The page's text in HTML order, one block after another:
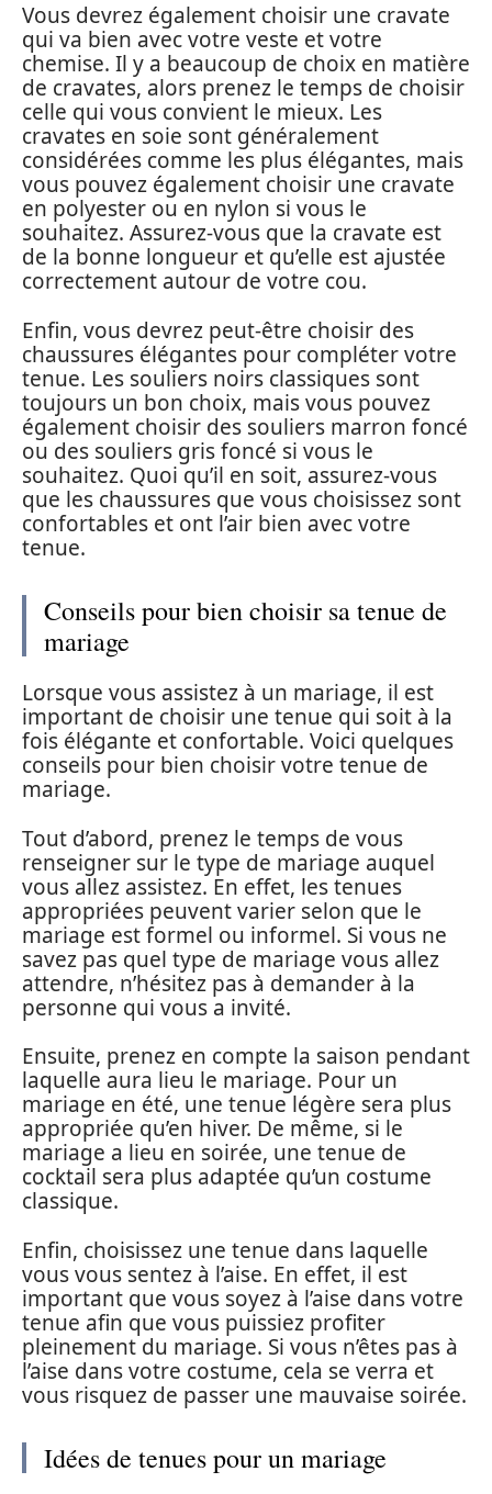
Vous devrez également choisir une cravate
qui va bien avec votre veste et votre
chemise. Il y a beaucoup de choix en matière
de cravates, alors prenez le temps de choisir
celle qui vous convient le mieux. Les
cravates en soie sont généralement
considérées comme les plus élégantes, mais
vous pouvez également choisir une cravate
en polyester ou en nylon si vous le
souhaitez. Assurez-vous que la cravate est
de la bonne longueur et qu’elle est ajustée
correctement autour de votre cou.
Enfin, vous devrez peut-être choisir des
chaussures élégantes pour compléter votre
tenue. Les souliers noirs classiques sont
toujours un bon choix, mais vous pouvez
également choisir des souliers marron foncé
ou des souliers gris foncé si vous le
souhaitez. Quoi qu’il en soit, assurez-vous
que les chaussures que vous choisissez sont
confortables et ont l’air bien avec votre
tenue.
Conseils pour bien choisir sa tenue de
mariage
Lorsque vous assistez à un mariage, il est
important de choisir une tenue qui soit à la
fois élégante et confortable. Voici quelques
conseils pour bien choisir votre tenue de
mariage.
Tout d’abord, prenez le temps de vous
renseigner sur le type de mariage auquel
vous allez assistez. En effet, les tenues
appropriées peuvent varier selon que le
mariage est formel ou informel. Si vous ne
savez pas quel type de mariage vous allez
attendre, n’hésitez pas à demander à la
personne qui vous a invité.
Ensuite, prenez en compte la saison pendant
laquelle aura lieu le mariage. Pour un
mariage en été, une tenue légère sera plus
appropriée qu’en hiver. De même, si le
mariage a lieu en soirée, une tenue de
cocktail sera plus adaptée qu’un costume
classique.
Enfin, choisissez une tenue dans laquelle
vous vous sentez à l’aise. En effet, il est
important que vous soyez à l’aise dans votre
tenue afin que vous puissiez profiter
pleinement du mariage. Si vous n’êtes pas à
l’aise dans votre costume, cela se verra et
vous risquez de passer une mauvaise soirée.
Idées de tenues pour un mariage